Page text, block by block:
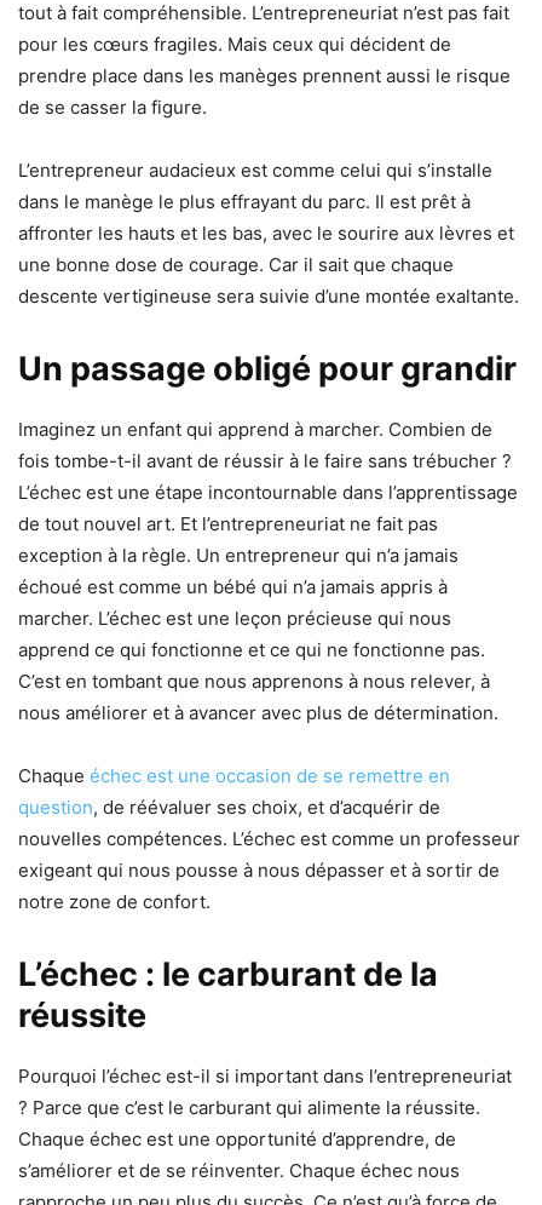
tout à fait compréhensible. L’entrepreneuriat n’est pas fait
pour les cœurs fragiles. Mais ceux qui décident de
prendre place dans les manèges prennent aussi le risque
de se casser la figure.
L’entrepreneur audacieux est comme celui qui s’installe
dans le manège le plus effrayant du parc. Il est prêt à
affronter les hauts et les bas, avec le sourire aux lèvres et
une bonne dose de courage. Car il sait que chaque
descente vertigineuse sera suivie d’une montée exaltante.
Un passage obligé pour grandir
Imaginez un enfant qui apprend à marcher. Combien de
fois tombe-t-il avant de réussir à le faire sans trébucher ?
L’échec est une étape incontournable dans l’apprentissage
de tout nouvel art. Et l’entrepreneuriat ne fait pas
exception à la règle. Un entrepreneur qui n’a jamais
échoué est comme un bébé qui n’a jamais appris à
marcher. L’échec est une leçon précieuse qui nous
apprend ce qui fonctionne et ce qui ne fonctionne pas.
C’est en tombant que nous apprenons à nous relever, à
nous améliorer et à avancer avec plus de détermination.
Chaque échec est une occasion de se remettre en
question, de réévaluer ses choix, et d’acquérir de
nouvelles compétences. L’échec est comme un professeur
exigeant qui nous pousse à nous dépasser et à sortir de
notre zone de confort.
L’échec : le carburant de la
réussite
Pourquoi l’échec est-il si important dans l’entrepreneuriat
? Parce que c’est le carburant qui alimente la réussite.
Chaque échec est une opportunité d’apprendre, de
s’améliorer et de se réinventer. Chaque échec nous